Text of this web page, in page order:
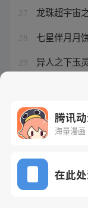
27 龙珠超宇宙
28 七星伴月月
29 异人之下玉
ROX极石
腾讯
海量漫
在此
网站